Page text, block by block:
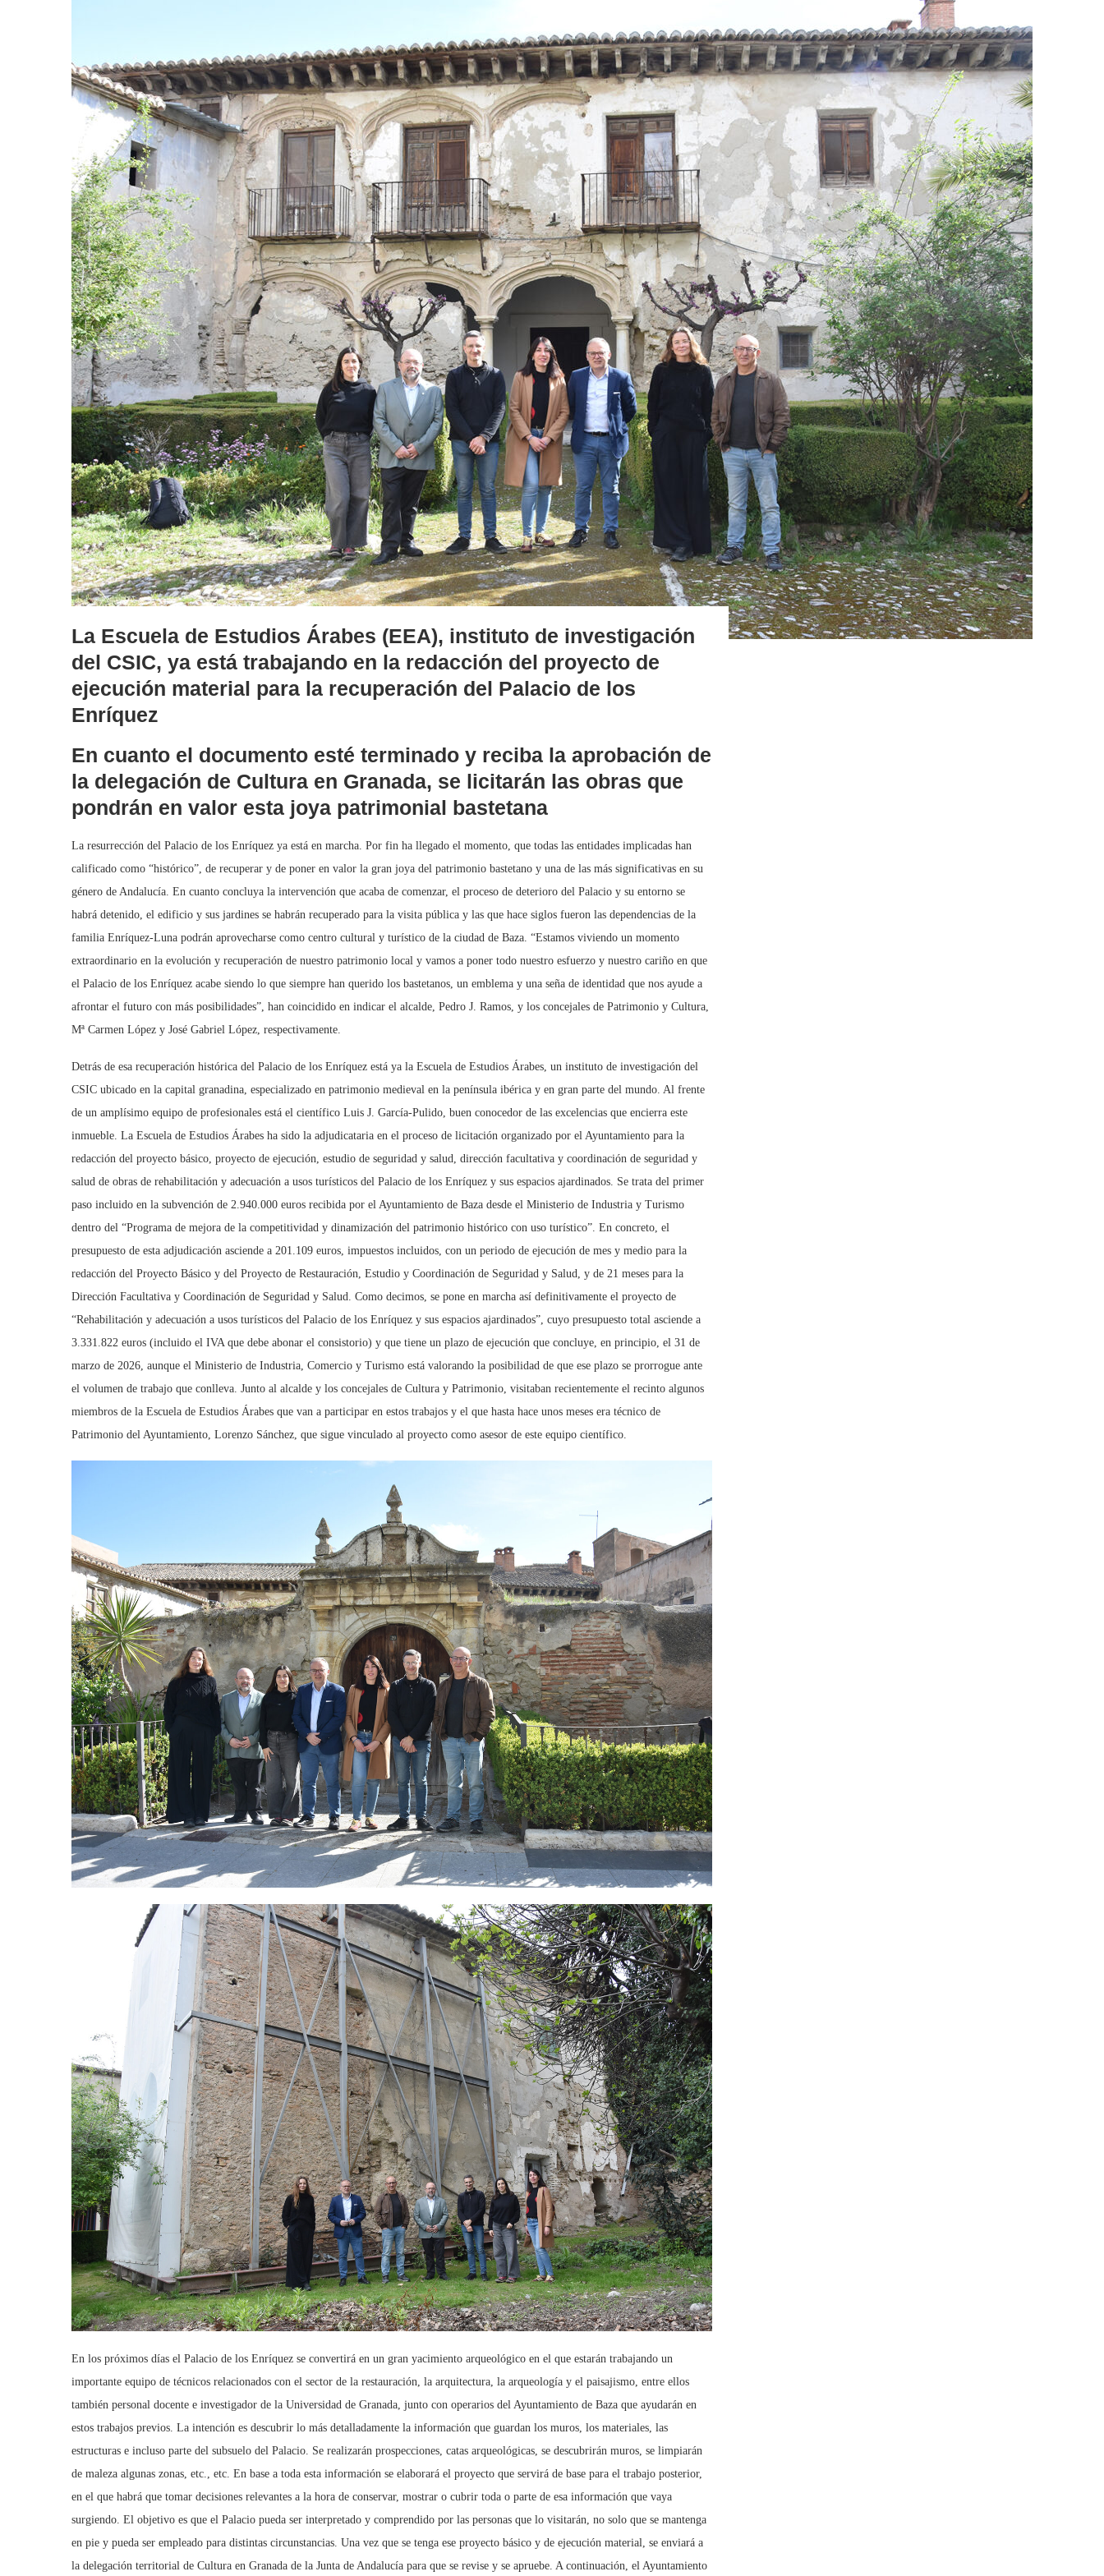
La Escuela de Estudios Árabes (EEA), instituto de investigación
del CSIC, ya está trabajando en la redacción del proyecto de
ejecución material para la recuperación del Palacio de los
Enríquez
En cuanto el documento esté terminado y reciba la aprobación de
la delegación de Cultura en Granada, se licitarán las obras que
pondrán en valor esta joya patrimonial bastetana
La resurrección del Palacio de los Enríquez ya está en marcha. Por fin ha llegado el momento, que todas las entidades implicadas han
calificado como “histórico”, de recuperar y de poner en valor la gran joya del patrimonio bastetano y una de las más significativas en su
género de Andalucía. En cuanto concluya la intervención que acaba de comenzar, el proceso de deterioro del Palacio y su entorno se
habrá detenido, el edificio y sus jardines se habrán recuperado para la visita pública y las que hace siglos fueron las dependencias de la
familia Enríquez-Luna podrán aprovecharse como centro cultural y turístico de la ciudad de Baza. “Estamos viviendo un momento
extraordinario en la evolución y recuperación de nuestro patrimonio local y vamos a poner todo nuestro esfuerzo y nuestro cariño en que
el Palacio de los Enríquez acabe siendo lo que siempre han querido los bastetanos, un emblema y una seña de identidad que nos ayude a
afrontar el futuro con más posibilidades”, han coincidido en indicar el alcalde, Pedro J. Ramos, y los concejales de Patrimonio y Cultura,
Mª Carmen López y José Gabriel López, respectivamente.
Detrás de esa recuperación histórica del Palacio de los Enríquez está ya la Escuela de Estudios Árabes, un instituto de investigación del
CSIC ubicado en la capital granadina, especializado en patrimonio medieval en la península ibérica y en gran parte del mundo. Al frente
de un amplísimo equipo de profesionales está el científico Luis J. García-Pulido, buen conocedor de las excelencias que encierra este
inmueble. La Escuela de Estudios Árabes ha sido la adjudicataria en el proceso de licitación organizado por el Ayuntamiento para la
redacción del proyecto básico, proyecto de ejecución, estudio de seguridad y salud, dirección facultativa y coordinación de seguridad y
salud de obras de rehabilitación y adecuación a usos turísticos del Palacio de los Enríquez y sus espacios ajardinados. Se trata del primer
paso incluido en la subvención de 2.940.000 euros recibida por el Ayuntamiento de Baza desde el Ministerio de Industria y Turismo
dentro del “Programa de mejora de la competitividad y dinamización del patrimonio histórico con uso turístico”. En concreto, el
presupuesto de esta adjudicación asciende a 201.109 euros, impuestos incluidos, con un periodo de ejecución de mes y medio para la
redacción del Proyecto Básico y del Proyecto de Restauración, Estudio y Coordinación de Seguridad y Salud, y de 21 meses para la
Dirección Facultativa y Coordinación de Seguridad y Salud. Como decimos, se pone en marcha así definitivamente el proyecto de
“Rehabilitación y adecuación a usos turísticos del Palacio de los Enríquez y sus espacios ajardinados”, cuyo presupuesto total asciende a
3.331.822 euros (incluido el IVA que debe abonar el consistorio) y que tiene un plazo de ejecución que concluye, en principio, el 31 de
marzo de 2026, aunque el Ministerio de Industria, Comercio y Turismo está valorando la posibilidad de que ese plazo se prorrogue ante
el volumen de trabajo que conlleva. Junto al alcalde y los concejales de Cultura y Patrimonio, visitaban recientemente el recinto algunos
miembros de la Escuela de Estudios Árabes que van a participar en estos trabajos y el que hasta hace unos meses era técnico de
Patrimonio del Ayuntamiento, Lorenzo Sánchez, que sigue vinculado al proyecto como asesor de este equipo científico.
En los próximos días el Palacio de los Enríquez se convertirá en un gran yacimiento arqueológico en el que estarán trabajando un
importante equipo de técnicos relacionados con el sector de la restauración, la arquitectura, la arqueología y el paisajismo, entre ellos
también personal docente e investigador de la Universidad de Granada, junto con operarios del Ayuntamiento de Baza que ayudarán en
estos trabajos previos. La intención es descubrir lo más detalladamente la información que guardan los muros, los materiales, las
estructuras e incluso parte del subsuelo del Palacio. Se realizarán prospecciones, catas arqueológicas, se descubrirán muros, se limpiarán
de maleza algunas zonas, etc., etc. En base a toda esta información se elaborará el proyecto que servirá de base para el trabajo posterior,
en el que habrá que tomar decisiones relevantes a la hora de conservar, mostrar o cubrir toda o parte de esa información que vaya
surgiendo. El objetivo es que el Palacio pueda ser interpretado y comprendido por las personas que lo visitarán, no solo que se mantenga
en pie y pueda ser empleado para distintas circunstancias. Una vez que se tenga ese proyecto básico y de ejecución material, se enviará a
la delegación territorial de Cultura en Granada de la Junta de Andalucía para que se revise y se apruebe. A continuación, el Ayuntamiento